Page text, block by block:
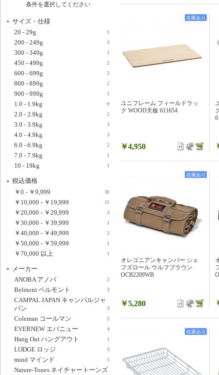
ユニフレーム フィールドラッ
ク WOOD天板 611654
￥4,950
在庫あり
オレゴニアンキャンパー シェ
フズロール ウルフブラウン
OCB2209WB
￥5,280
在庫あり
在庫あり
条件を選択してください
サイズ・仕様
20 - 29g
1
200 - 249g 3
300 - 349g 1
450 - 499g 2
600 - 699g 2
800 - 899g 2
900 - 999g 1
1.0 - 1.9kg 9
2.0 - 2.9kg 2
3.0 - 3.9kg 3
4.0 - 4.9kg 3
6.0 - 6.9kg 2
7.0 - 7.9kg 1
10 - 19kg 1
税込価格
￥0 - ￥9,999 36
￥10,000 - ￥19,999 15
￥20,000 - ￥29,999 3
￥30,000 - ￥39,999 1
￥40,000 - ￥49,999 2
￥50,000 - ￥59,999 1
￥70,000 以上 1
メーカー
ANOBA アノバ
2
Belmont ベルモント 3
CAMPAL JAPAN キャンパルジャ
パン
3
Coleman コールマン 2
EVERNEW エバニュー 4
Hang Out ハングアウト 1
LODGE ロッジ 3
mind マインド 1
Nature-Tones ネイチャートーンズ